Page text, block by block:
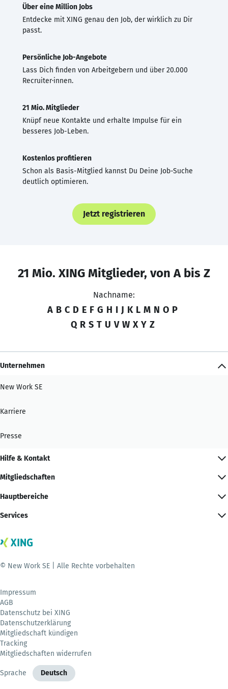
Über eine Million Jobs
Entdecke mit XING genau den Job, der wirklich zu Dir
passt.
Persönliche Job-Angebote
Lass Dich finden von Arbeitgebern und über 20.000
Recruiter·innen.
21 Mio. Mitglieder
Knüpf neue Kontakte und erhalte Impulse für ein
besseres Job-Leben.
Kostenlos profitieren
Schon als Basis-Mitglied kannst Du Deine Job-Suche
deutlich optimieren.
Jetzt registrieren
21 Mio. XING Mitglieder, von A bis Z
Nachname:
A B C D E F G H I J K L M N O P
Q R S T U V W X Y Z
Unternehmen
New Work SE
Karriere
Presse
Hilfe & Kontakt
Mitgliedschaften
Hauptbereiche
Services
© New Work SE | Alle Rechte vorbehalten
Impressum
AGB
Datenschutz bei XING
Datenschutzerklärung
Mitgliedschaft kündigen
Tracking
Mitgliedschaften widerrufen
Sprache Deutsch